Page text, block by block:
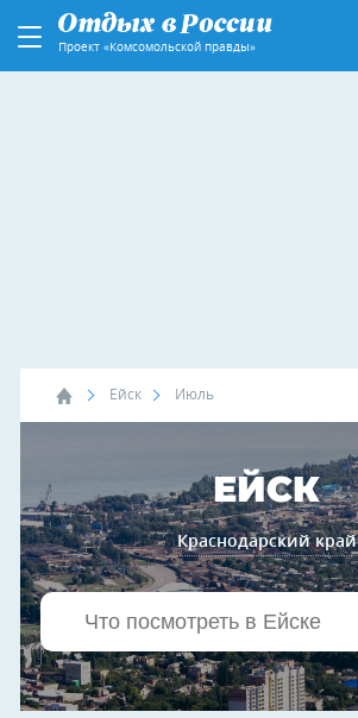
Проект «Комсомольской правды»
Ейск Июль
ЕЙСК
Краснодарский край